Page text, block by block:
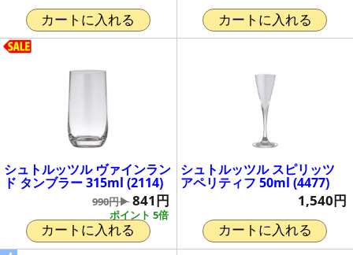
カートに入れる カートに入れる
シュトルッツル ヴァインラン
ド タンブラー 315ml (2114)
ポイント 5倍
990円▶ 841円
カートに入れる
シュトルッツル スピリッツ
アペリティフ 50ml (4477)
1,540円
カートに入れる